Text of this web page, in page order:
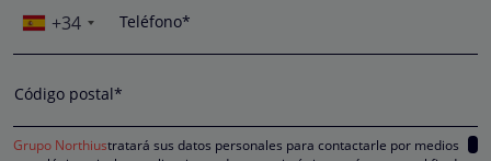
+34 Teléfono*
Código postal*
Grupo Northiustratará sus datos personales para contactarle por medios